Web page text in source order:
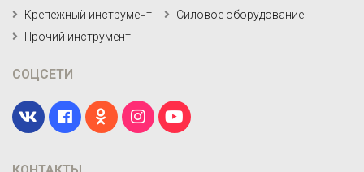
Крепежный инструмент
Силовое оборудование
Прочий инструмент
СОЦСЕТИ